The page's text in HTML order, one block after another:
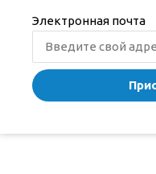
Электронная почта